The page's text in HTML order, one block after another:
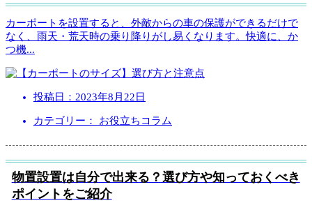
カーポートを設置すると、外敵からの車の保護ができるだけで
なく、雨天・荒天時の乗り降りがし易くなります。快適に、か
つ機...
投稿日： 2023年8月22日
カテゴリー： お役立ちコラム
物置設置は自分で出来る？選び方や知っておくべき
ポイントをご紹介